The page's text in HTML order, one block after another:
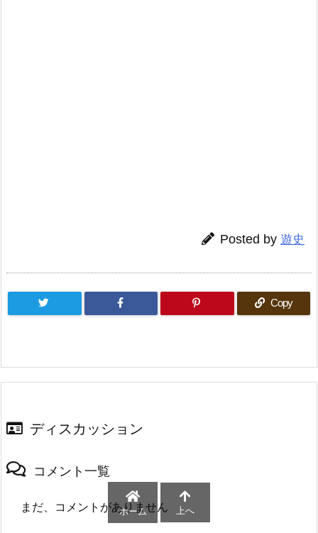
Posted by 遊史
Copy
ディスカッション
コメント一覧
まだ、コメントがありません
ホーム 上へ